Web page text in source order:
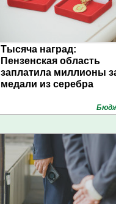
Тысяча наград:
Пензенская область
заплатила миллионы
медали из серебра